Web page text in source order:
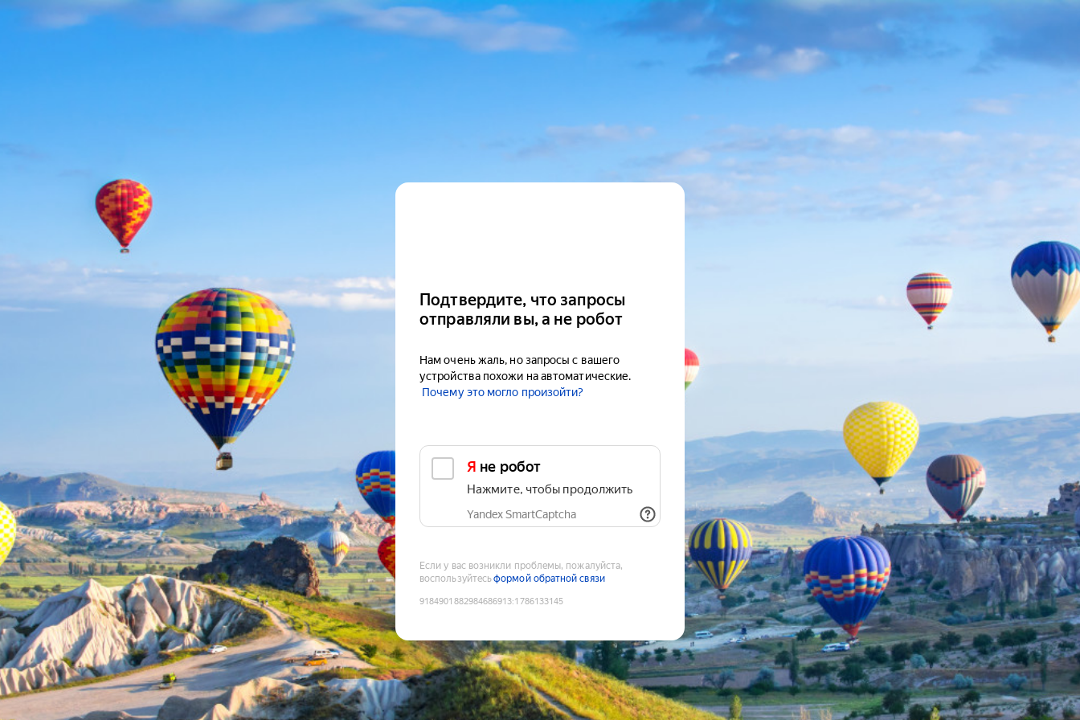
Подтвердите, что запросы
отправляли вы, а не робот
Нам очень жаль, но запросы с вашего
устройства похожи на автоматические.
Почему это могло произойти?
Я не робот
Нажмите, чтобы продолжить
Yandex SmartCaptcha
Если у вас возникли проблемы, пожалуйста,
воспользуйтесьформой обратной связи
9184901882984686913:1786133145